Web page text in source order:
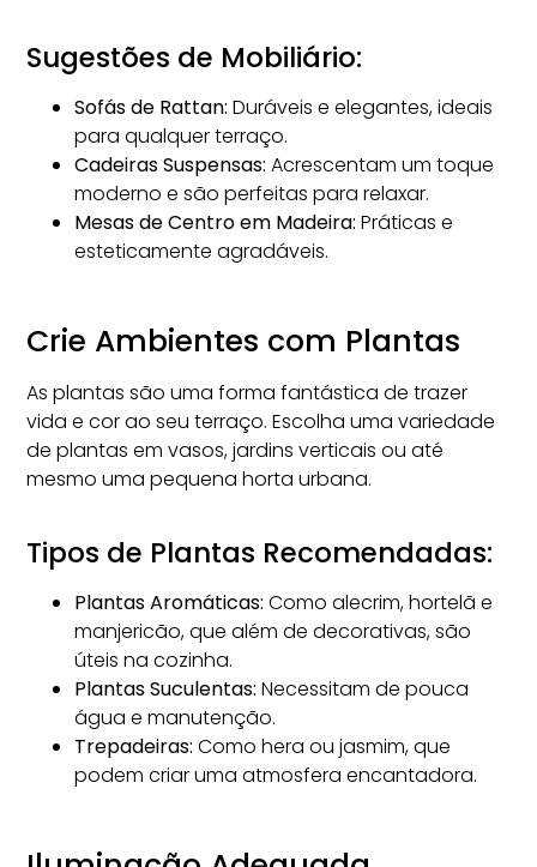
Sugestões de Mobiliário:
Sofás de Rattan: Duráveis e elegantes, ideais
para qualquer terraço.
Cadeiras Suspensas: Acrescentam um toque
moderno e são perfeitas para relaxar.
Mesas de Centro em Madeira: Práticas e
esteticamente agradáveis.
Crie Ambientes com Plantas
As plantas são uma forma fantástica de trazer
vida e cor ao seu terraço. Escolha uma variedade
de plantas em vasos, jardins verticais ou até
mesmo uma pequena horta urbana.
Tipos de Plantas Recomendadas:
Plantas Aromáticas: Como alecrim, hortelã e
manjericão, que além de decorativas, são
úteis na cozinha.
Plantas Suculentas: Necessitam de pouca
água e manutenção.
Trepadeiras: Como hera ou jasmim, que
podem criar uma atmosfera encantadora.